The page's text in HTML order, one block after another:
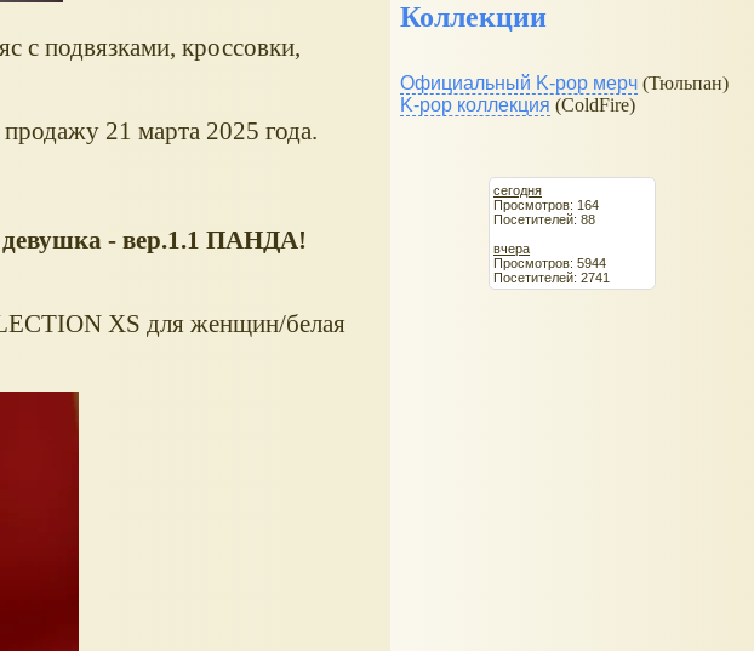
с подвязками, кроссовки,
21 марта 2025 года.
- вер.1.1 ПАНДА!
XS для женщин/белая
Коллекции
Официальный K-pop мерч (Тюльпан)
K-pop коллекция (ColdFire)
сегодня
Просмотров: 164
Посетителей: 88
вчера
Просмотров: 5944
Посетителей: 2741